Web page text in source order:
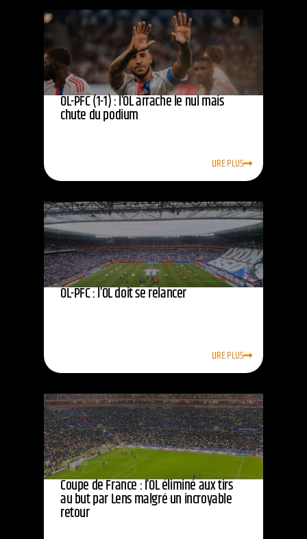
OL-PFC (1-1) : l’OL arrache le nul mais
chute du podium
LIRE PLUS
OL-PFC : l’OL doit se relancer
LIRE PLUS
Coupe de France : l’OL éliminé aux tirs
au but par Lens malgré un incroyable
retour